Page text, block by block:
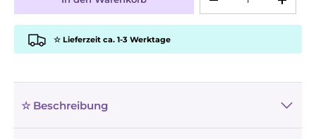
-
+
☆ Lieferzeit ca. 1-3 Werktage
☆ Beschreibung